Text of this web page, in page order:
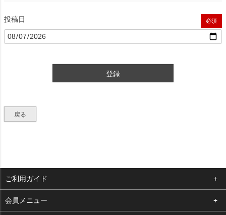
投稿日
(必須)
登録
戻る
ご利用ガイド
よくある質問
会員メニュー